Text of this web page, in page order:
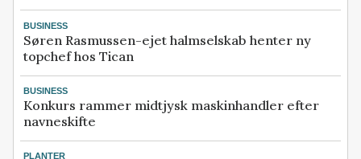
BUSINESS
Søren Rasmussen-ejet halmselskab henter ny
topchef hos Tican
BUSINESS
Konkurs rammer midtjysk maskinhandler efter
navneskifte
PLANTER